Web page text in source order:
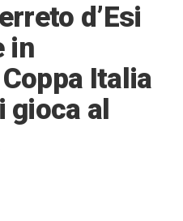
d’Esi
in
Italia
gioca al